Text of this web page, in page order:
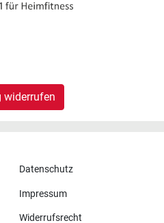
widerrufen
Datenschutz
Impressum
Widerrufsrecht